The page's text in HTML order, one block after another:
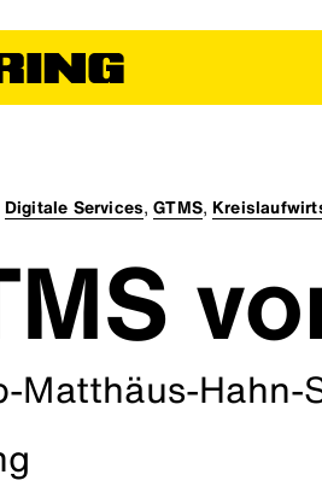
Digitale Services,GTMS,
Matthäus-